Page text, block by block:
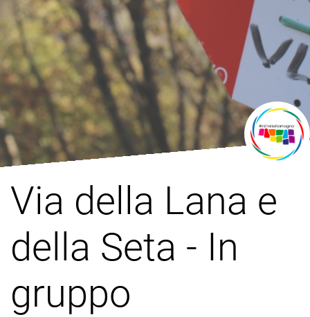
Via della Lana e
della Seta - In
gruppo